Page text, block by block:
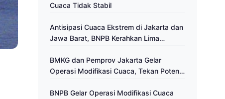
Cuaca Tidak Stabil
Antisipasi Cuaca Ekstrem di Jakarta dan
Jawa Barat, BNPB Kerahkan Lima
Cuaca
BMKG dan Pemprov Jakarta Gelar
Operasi Modifikasi Cuaca, Tekan Potensi
BNPB Gelar Operasi Modifikasi Cuaca